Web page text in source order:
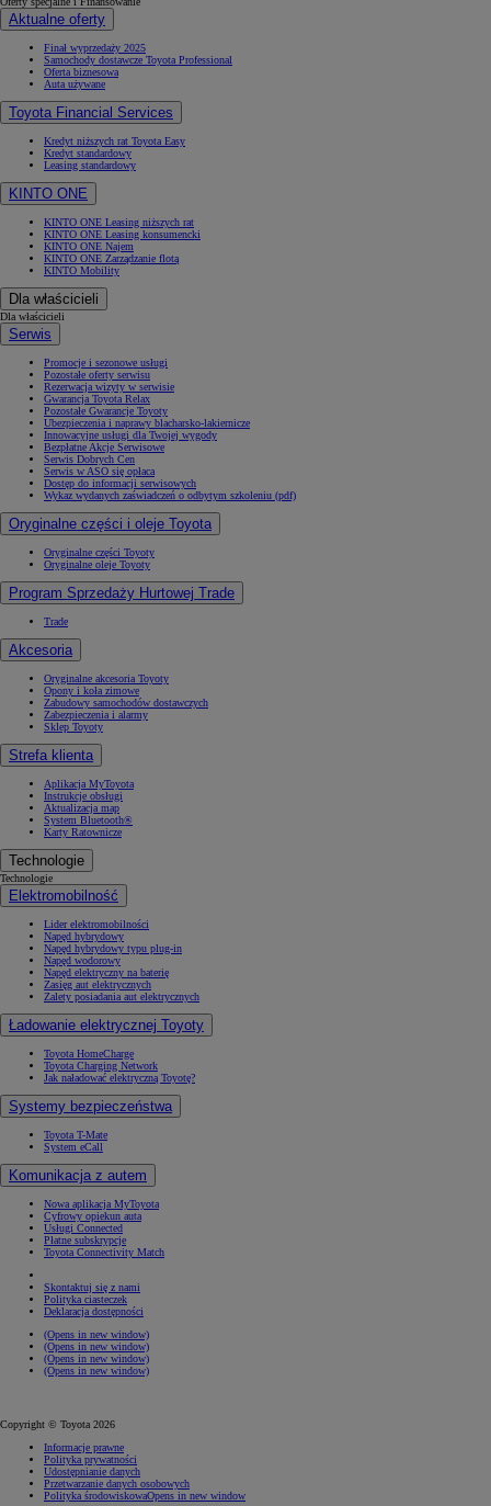
Aktualne oferty
Finał wyprzedaży 2025
Samochody dostawcze Toyota Professional
Oferta biznesowa
Auta używane
Toyota Financial Services
Kredyt niższych rat Toyota Easy
Kredyt standardowy
Leasing standardowy
KINTO ONE
KINTO ONE Leasing niższych rat
KINTO ONE Leasing konsumencki
KINTO ONE Najem
KINTO ONE Zarządzanie flotą
KINTO Mobility
Dla właścicieli
Dla właścicieli
Serwis
Promocje i sezonowe usługi
Pozostałe oferty serwisu
Rezerwacja wizyty w serwisie
Gwarancja Toyota Relax
Pozostałe Gwarancje Toyoty
Ubezpieczenia i naprawy blacharsko-lakiernicze
Innowacyjne usługi dla Twojej wygody
Bezpłatne Akcje Serwisowe
Serwis Dobrych Cen
Serwis w ASO się opłaca
Dostęp do informacji serwisowych
Wykaz wydanych zaświadczeń o odbytym szkoleniu (pdf)
Oryginalne części i oleje Toyota
Oryginalne części Toyoty
Oryginalne oleje Toyoty
Program Sprzedaży Hurtowej Trade
Trade
Akcesoria
Oryginalne akcesoria Toyoty
Opony i koła zimowe
Zabudowy samochodów dostawczych
Zabezpieczenia i alarmy
Sklep Toyoty
Strefa klienta
Aplikacja MyToyota
Instrukcje obsługi
Aktualizacja map
System Bluetooth®
Karty Ratownicze
Technologie
Technologie
Elektromobilność
Lider elektromobilności
Napęd hybrydowy
Napęd hybrydowy typu plug-in
Napęd wodorowy
Napęd elektryczny na baterię
Zasięg aut elektrycznych
Zalety posiadania aut elektrycznych
Ładowanie elektrycznej Toyoty
Toyota HomeCharge
Toyota Charging Network
Jak naładować elektryczną Toyotę?
Systemy bezpieczeństwa
Toyota T-Mate
System eCall
Komunikacja z autem
Nowa aplikacja MyToyota
Cyfrowy opiekun auta
Usługi Connected
Płatne subskrypcje
Toyota Connectivity Match
Skontaktuj się z nami
Polityka ciasteczek
Deklaracja dostępności
(Opens in new window)
(Opens in new window)
(Opens in new window)
(Opens in new window)
Copyright © Toyota 2026
Informacje prawne
Polityka prywatności
Udostępnianie danych
Przetwarzanie danych osobowych
Polityka środowiskowaOpens in new window